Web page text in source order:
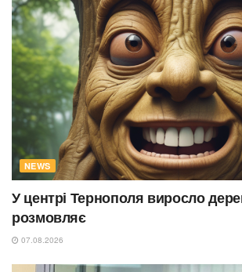
NEWS
У центрі Тернополя виросло
розмовляє
07.08.2026